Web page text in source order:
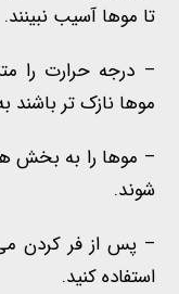
تا موها آسیب نبینند.
– درجه حرارت را
موها نازک تر باشند
– موها را به بخش
شوند.
– پس از فر کردن می
استفاده کنید.